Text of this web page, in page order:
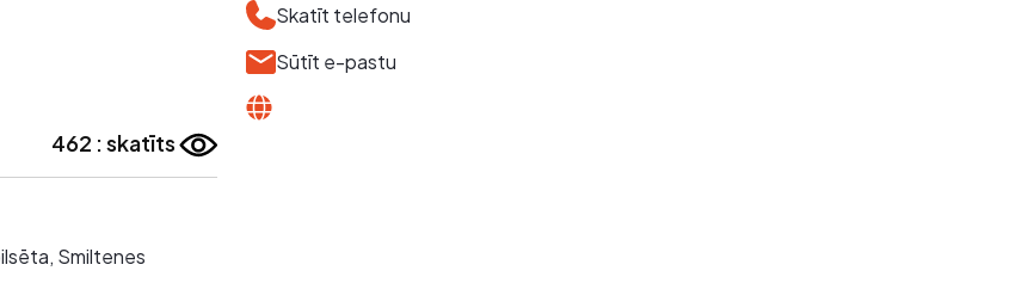
462 : skatīts
Smiltenes
Skatīt telefonu
Sūtīt e-pastu